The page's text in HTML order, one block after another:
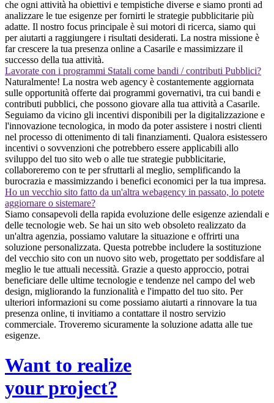
che ogni attività ha obiettivi e tempistiche diverse e siamo pronti ad
analizzare le tue esigenze per fornirti le strategie pubblicitarie più
adatte. Il nostro focus principale è sui motori di ricerca, siamo qui
per aiutarti a raggiungere i risultati desiderati. La nostra missione è
far crescere la tua presenza online a Casarile e massimizzare il
successo della tua attività.
Lavorate con i programmi Statali come bandi / contributi Pubblici?
Naturalmente! La nostra web agency è costantemente aggiornata
sulle opportunità offerte dai programmi governativi, tra cui bandi e
contributi pubblici, che possono giovare alla tua attività a Casarile.
Seguiamo da vicino gli incentivi disponibili per la digitalizzazione e
l'innovazione tecnologica, in modo da poter assistere i nostri clienti
nel processo di ottenimento di tali finanziamenti. Qualora esistessero
incentivi o sovvenzioni che potrebbero essere applicabili allo
sviluppo del tuo sito web o alle tue strategie pubblicitarie,
collaboreremo con te per sfruttarli al meglio, semplificando la
burocrazia e massimizzando i benefici economici per la tua impresa.
Ho un vecchio sito fatto da un'altra webagency in passato, lo potete
aggiornare o sistemare?
Siamo consapevoli della rapida evoluzione delle esigenze aziendali e
delle tecnologie web. Se hai un sito web obsoleto realizzato da
un'altra agenzia, possiamo valutare la situazione e offrirti una
soluzione personalizzata. Questa potrebbe includere la sostituzione
del vecchio sito con un nuovo sito web, progettato per soddisfare al
meglio le tue attuali necessità. Grazie a questo approccio, potrai
beneficiare delle ultime tecnologie e tendenze nel campo del web
design, migliorando la funzionalità e l'impatto del tuo sito. Per
ulteriori informazioni su come possiamo aiutarti a rinnovare la tua
presenza online, ti invitiamo a contattare il nostro servizio
commerciale. Troveremo sicuramente la soluzione adatta alle tue
esigenze.
Want to realize
your project?